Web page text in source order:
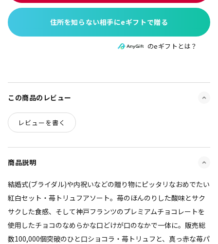
住所を知らない相手にeギフトで贈る
のeギフトとは？
この商品のレビュー
レビューを書く
商品説明
結婚式(ブライダル)や内祝いなどの贈り物にピッタリなおめでたい
紅白セット・苺トリュフアソート。苺のほんのりした酸味とサク
サクした食感、そして神戸フランツのプレミアムチョコレートを
使用したチョコのなめらかな口どけが口のなかで一体に。販売総
数100,000個突破のひと口ショコラ・苺トリュフと、真っ赤な苺パ